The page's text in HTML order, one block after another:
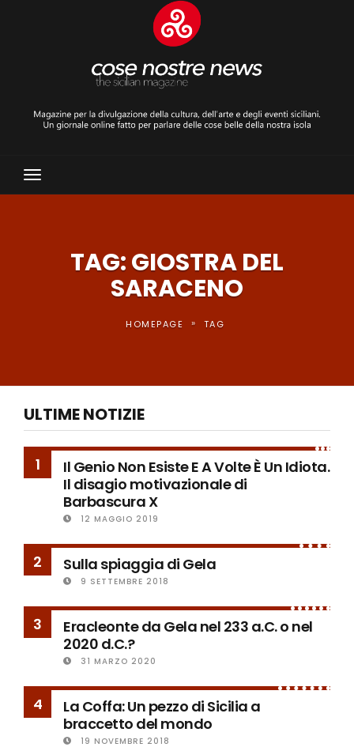
Toggle
Navigation
TAG: GIOSTRA DEL
SARACENO
HOMEPAGE » TAG
ULTIME NOTIZIE
1
Il Genio Non Esiste E A Volte È Un Idiota.
Il disagio motivazionale di
Barbascura X
12 MAGGIO 2019
2 Sulla spiaggia di Gela
9 SETTEMBRE 2018
3
Eracleonte da Gela nel 233 a.C. o nel
2020 d.C.?
31 MARZO 2020
4
La Coffa: Un pezzo di Sicilia a
braccetto del mondo
19 NOVEMBRE 2018